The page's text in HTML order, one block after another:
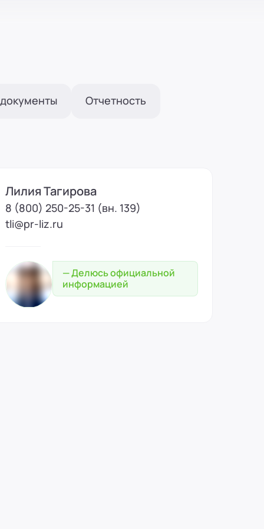
Отчетность
Лилия Тагирова
8 (800) 250-25-31 (вн. 139)
tli@pr-liz.ru
— Делюсь официальной
информацией